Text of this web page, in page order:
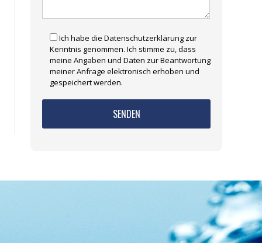
Ich habe die Datenschutzerklärung zur
Kenntnis genommen. Ich stimme zu, dass
meine Angaben und Daten zur Beantwortung
meiner Anfrage elektronisch erhoben und
gespeichert werden.